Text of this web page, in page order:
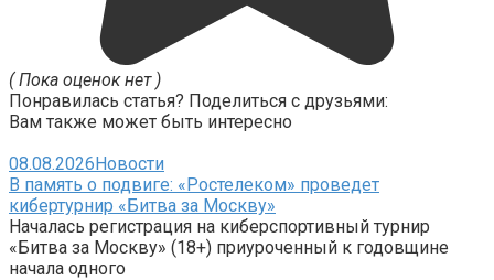
( Пока оценок нет )
Понравилась статья? Поделиться с друзьями:
Вам также может быть интересно
08.08.2026Новости
В память о подвиге: «Ростелеком» проведет
кибертурнир «Битва за Москву»
Началась регистрация на киберспортивный турнир
«Битва за Москву» (18+) приуроченный к годовщине
начала одного